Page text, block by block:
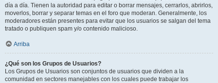
día a día. Tienen la autoridad para editar o borrar mensajes, cerrarlos, abrirlos,
moverlos, borrar y separar temas en el foro que moderan. Generalmente, los
moderadores están presentes para evitar que los usuarios se salgan del tema
tratado o publiquen spam y/o contenido malicioso.
Arriba
¿Qué son los Grupos de Usuarios?
Los Grupos de Usuarios son conjuntos de usuarios que dividen a la
comunidad en sectores manejables con los cuales puede trabajar los